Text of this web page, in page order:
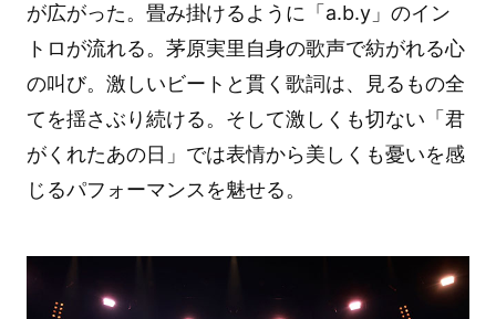
が広がった。畳み掛けるように「a.b.y」のイン
トロが流れる。茅原実里自身の歌声で紡がれる心
の叫び。激しいビートと貫く歌詞は、見るもの全
てを揺さぶり続ける。そして激しくも切ない「君
がくれたあの日」では表情から美しくも憂いを感
じるパフォーマンスを魅せる。